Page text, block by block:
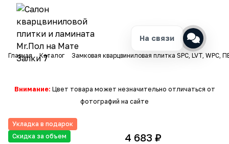
Главная Каталог Замковая кварцвиниловая плитка SPC, LVT, WPC,
Внимание: Цвет товара может незначительно отличаться от
фотографий на сайте
Укладка в подарок
Скидка за объем
4 683 ₽
На связи